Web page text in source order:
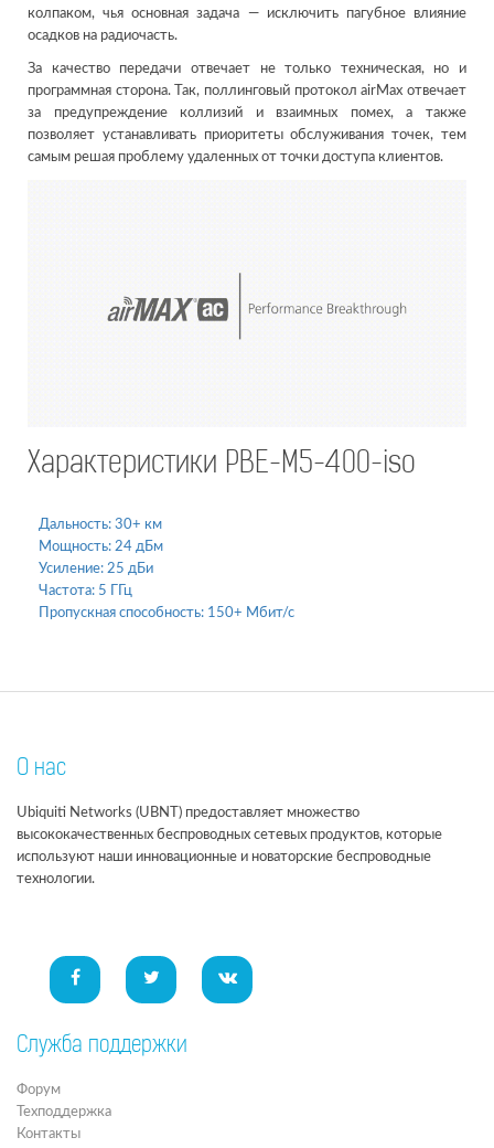
колпаком, чья основная задача — исключить пагубное влияние
осадков на радиочасть.
За качество передачи отвечает не только техническая, но и
программная сторона. Так, поллинговый протокол airMax отвечает
за предупреждение коллизий и взаимных помех, а также
позволяет устанавливать приоритеты обслуживания точек, тем
самым решая проблему удаленных от точки доступа клиентов.
Характеристики PBE-M5-400-iso
Дальность: 30+ км
Мощность: 24 дБм
Усиление: 25 дБи
Частота: 5 ГГц
Пропускная способность: 150+ Мбит/с
О нас
Ubiquiti Networks (UBNT) предоставляет множество
высококачественных беспроводных сетевых продуктов, которые
используют наши инновационные и новаторские беспроводные
технологии.
Служба поддержки
Форум
Техподдержка
Контакты